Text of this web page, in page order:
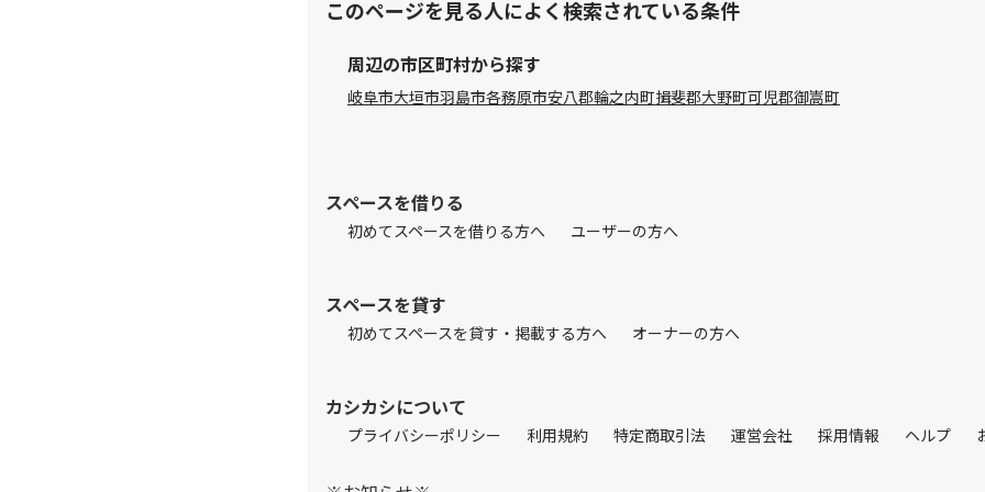
このページを見る人によく検索されている条件
周辺の市区町村から探す
岐阜市大垣市羽島市各務原市安八郡輪之内町揖斐郡大野町可児郡御嵩町
スペースを借りる
初めてスペースを借りる方へ ユーザーの方へ
スペースを貸す
初めてスペースを貸す・掲載する方へ オーナーの方へ
カシカシについて
プライバシーポリシー 利用規約 特定商取引法 運営会社 採用情報 ヘルプ